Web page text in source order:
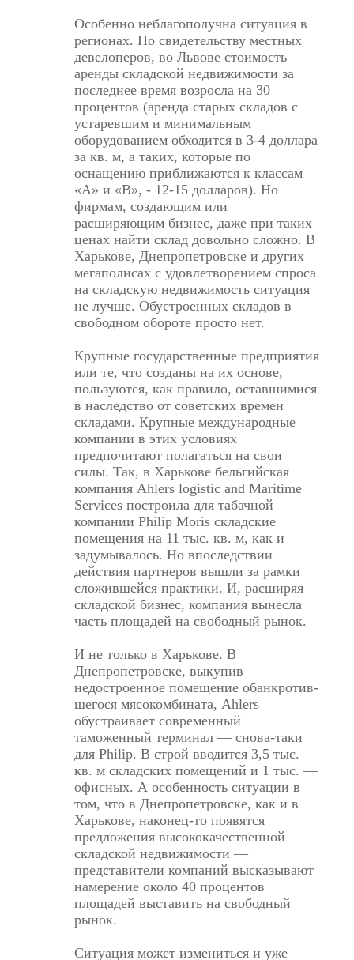
Особенно неблагополучна ситуация в
регионах. По свидетельству местных
девелоперов, во Львове стоимость
аренды складской недвижимости за
последнее время возросла на 30
процентов (аренда старых складов с
устаревшим и минимальным
оборудованием обходится в 3-4 доллара
за кв. м, а таких, которые по
оснащению приближаются к классам
«А» и «В», - 12-15 долларов). Но
фирмам, создающим или
расширяющим бизнес, даже при таких
ценах найти склад довольно сложно. В
Харькове, Днепропетровске и других
мегаполисах с удовлетворением спроса
на складскую недвижимость ситуация
не лучше. Обустроенных складов в
свободном обороте просто нет.
Крупные государственные предприятия
или те, что созданы на их основе,
пользуются, как правило, оставшимися
в наследство от советских времен
складами. Крупные международные
компании в этих условиях
предпочитают полагаться на свои
силы. Так, в Харькове бельгийская
компания Ahlers logistic and Maritime
Services построила для табачной
компании Philip Moris складские
помещения на 11 тыс. кв. м, как и
задумывалось. Но впоследствии
действия партнеров вышли за рамки
сложившейся практики. И, расширяя
складской бизнес, компания вынесла
часть площадей на свободный рынок.
И не только в Харькове. В
Днепропетровске, выкупив
недостроенное помещение обанкротив­
шегося мясокомбината, Ahlers
обустраивает современный
таможенный терминал — снова-таки
для Philip. В строй вводится 3,5 тыс.
кв. м складских помещений и 1 тыс. —
офисных. А особенность ситуации в
том, что в Днепропет­ровске, как и в
Харькове, наконец-то появятся
предложения высококачественной
складской недвижимости —
представители компаний высказывают
намерение около 40 процентов
площадей выставить на свободный
рынок.
Ситуация может измениться и уже